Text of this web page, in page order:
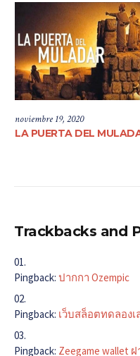
noviembre 19, 2020
LA PUERTA DEL
Trackbacks and
Pingback: ปากกา Ozempic
Pingback: เว็บสล็อตทดลอง
Pingback: Zeegame wallet